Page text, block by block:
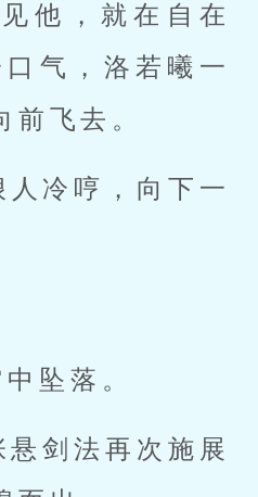
他，就在自在
气，洛若曦一
前飞去。
人冷哼，向下一
坠落。
剑法再次施展